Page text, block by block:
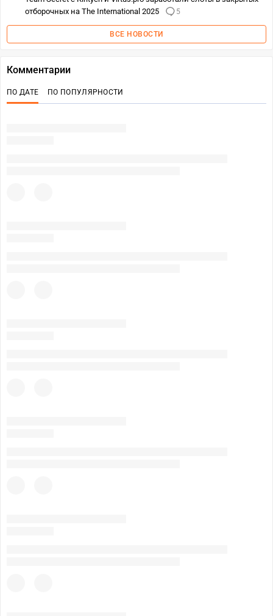
отборочных на The International 2025
5
ВСЕ НОВОСТИ
Комментарии
ПО ДАТЕ ПО ПОПУЛЯРНОСТИ